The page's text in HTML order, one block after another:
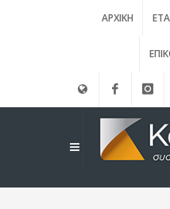
ΑΡΧΙΚΉ
Facebook